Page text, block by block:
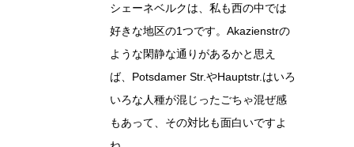
シェーネベルクは、私も西の中では
好きな地区の1つです。Akazienstrの
ような閑静な通りがあるかと思え
ば、Potsdamer Str.やHauptstr.はいろ
いろな人種が混じったごちゃ混ぜ感
もあって、その対比も面白いですよ